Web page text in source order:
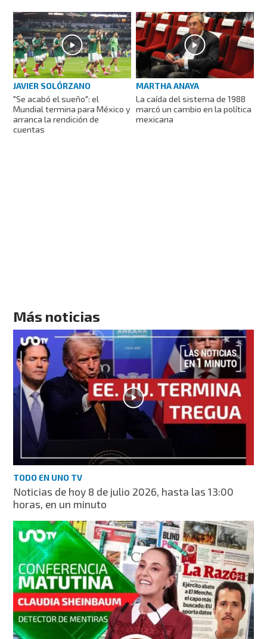
JAVIER SOLÓRZANO
"Se acabó el sueño": el
Mundial termina para México y
arranca la rendición de
cuentas
MARTHA ANAYA
La caída del sistema de 1988
marcó un cambio en la política
mexicana
Más noticias
TODO EN UNO TV
Noticias de hoy 8 de julio 2026, hasta las 13:00
horas, en un minuto